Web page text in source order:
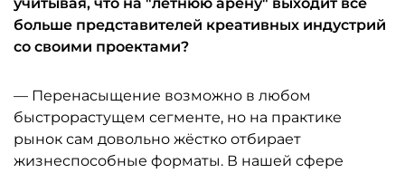
больше представителей креативных индустрий
со своими проектами?
— Перенасыщение возможно в любом
быстрорастущем сегменте, но на практике
рынок сам довольно жёстко отбирает
жизнеспособные форматы. В нашей сфере